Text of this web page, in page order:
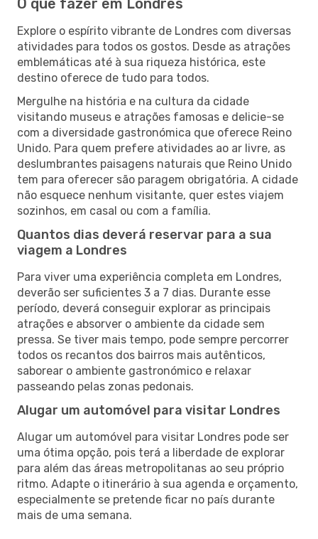
O que fazer em Londres
Explore o espírito vibrante de Londres com diversas
atividades para todos os gostos. Desde as atrações
emblemáticas até à sua riqueza histórica, este
destino oferece de tudo para todos.
Mergulhe na história e na cultura da cidade
visitando museus e atrações famosas e delicie-se
com a diversidade gastronómica que oferece Reino
Unido. Para quem prefere atividades ao ar livre, as
deslumbrantes paisagens naturais que Reino Unido
tem para oferecer são paragem obrigatória. A cidade
não esquece nenhum visitante, quer estes viajem
sozinhos, em casal ou com a família.
Quantos dias deverá reservar para a sua
viagem a Londres
Para viver uma experiência completa em Londres,
deverão ser suficientes 3 a 7 dias. Durante esse
período, deverá conseguir explorar as principais
atrações e absorver o ambiente da cidade sem
pressa. Se tiver mais tempo, pode sempre percorrer
todos os recantos dos bairros mais autênticos,
saborear o ambiente gastronómico e relaxar
passeando pelas zonas pedonais.
Alugar um automóvel para visitar Londres
Alugar um automóvel para visitar Londres pode ser
uma ótima opção, pois terá a liberdade de explorar
para além das áreas metropolitanas ao seu próprio
ritmo. Adapte o itinerário à sua agenda e orçamento,
especialmente se pretende ficar no país durante
mais de uma semana.